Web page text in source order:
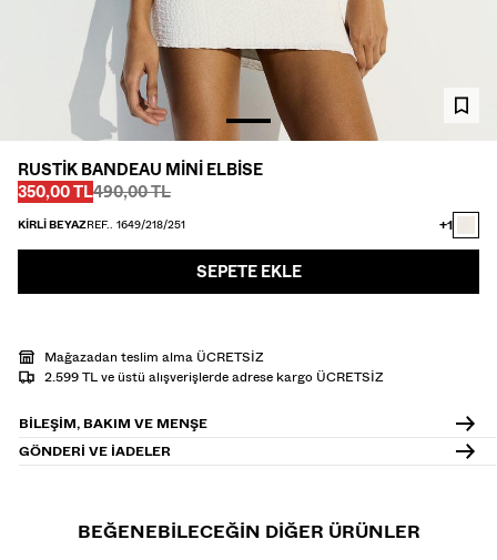
RUSTIK BANDEAU MINI ELBISE
İNDIRIMLI FIYAT
350,00 TLÖnce
490,00 TL
Önce
KIRLI BEYAZREF.. 1649/218/251 +1
SEPETE EKLE
Mağazadan teslim alma ÜCRETSİZ
2.599 TL ve üstü alışverişlerde adrese kargo ÜCRETSİZ
BILEŞIM, BAKIM VE MENŞE
GÖNDERI VE IADELER
BEĞENEBILECEĞIN DIĞER ÜRÜNLER
SETS
GİYİMİ
SON GÜNLERİ
SATANLAR
PROJELER
HEDİYE KARTI MMBRS NEWSLETTER YARDIM